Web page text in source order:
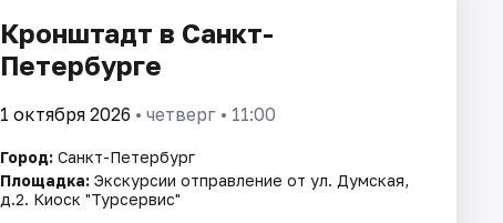
Кронштадт в Санкт-
Петербурге
1 октября 2026 • четверг • 11:00
Город: Санкт-Петербург
Площадка: Экскурсии отправление от ул. Думская,
д.2. Киоск "Турсервис"